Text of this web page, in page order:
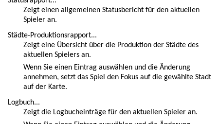
Zeigt einen allgemeinen Statusbericht für den aktuellen
Spieler an.
Städte-Produktionsrapport...
Zeigt eine Übersicht über die Produktion der Städte des
aktuellen Spielers an.
Wenn Sie einen Eintrag auswählen und die Änderung
annehmen, setzt das Spiel den Fokus auf die gewählte Stadt
auf der Karte.
Logbuch...
Zeigt die Logbucheinträge für den aktuellen Spieler an.